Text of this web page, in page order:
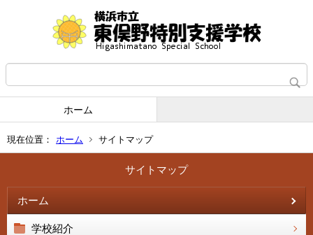
ホーム
現在位置： ホーム サイトマップ
サイトマップ
ホーム
学校紹介